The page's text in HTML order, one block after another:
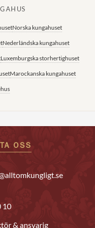
Norska kungahuset
Nederländska kungahuset
Luxemburgska storhertighuset
Marockanska kungahuset
OSS
10
& ansvarig